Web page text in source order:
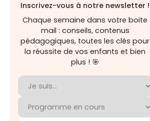
Inscrivez-vous à notre newsletter !
Chaque semaine dans votre boite
mail : conseils, contenus
pédagogiques, toutes les clés pour
la réussite de vos enfants et bien
plus ! 🎯